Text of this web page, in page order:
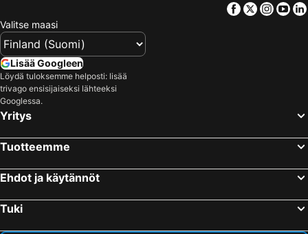
Facebook
Twitter
Valitse maasi
Lisää Googleen
Löydä tuloksemme helposti: lisää
trivago ensisijaiseksi lähteeksi
Googlessa.
Yritys
Tuotteemme
Ehdot ja käytännöt
Tuki